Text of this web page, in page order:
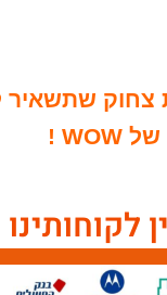
שתשאיר
של WOW !
לקוחותינו